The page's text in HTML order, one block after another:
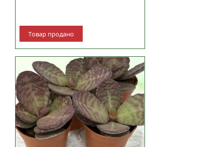
Товар продано